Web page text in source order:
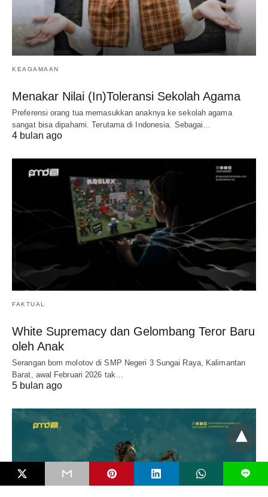
KEAGAMAAN
Menakar Nilai (In)Toleransi Sekolah Agama
Preferensi orang tua memasukkan anaknya ke sekolah agama
sangat bisa dipahami. Terutama di Indonesia. Sebagai…
4 bulan ago
FAKTUAL
White Supremacy dan Gelombang Teror Baru
oleh Anak
Serangan bom molotov di SMP Negeri 3 Sungai Raya, Kalimantan
Barat, awal Februari 2026 tak…
5 bulan ago
L